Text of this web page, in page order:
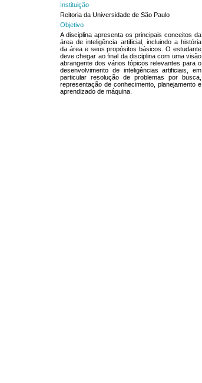
Instituição
Reitoria da Universidade de São Paulo
Objetivo
A disciplina apresenta os principais conceitos da
área de inteligência artificial, incluindo a história
da área e seus propósitos básicos. O estudante
deve chegar ao final da disciplina com uma visão
abrangente dos vários tópicos relevantes para o
desenvolvimento de inteligências artificiais, em
particular resolução de problemas por busca,
representação de conhecimento, planejamento e
aprendizado de máquina.